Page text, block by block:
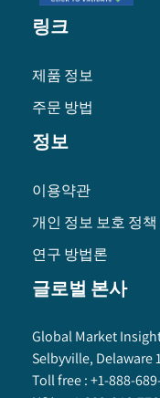
링크
제품 정보
주문 방법
정보
이용약관
개인 정보 보호 정책
연구 방법론
글로벌 본사
Global Market
Selbyville, Delaware
Toll free :+1-888-